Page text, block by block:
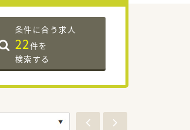
条件に合う求人
22件を
検索する